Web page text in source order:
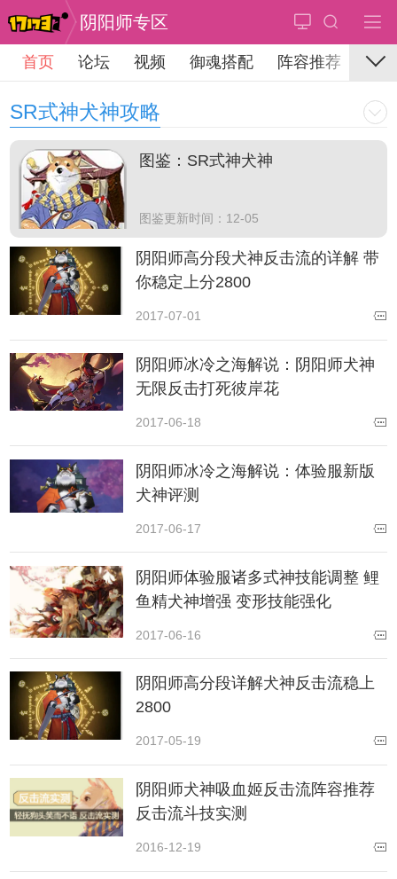
阴阳师专区
首页 论坛 视频 御魂搭配 阵容推荐
SR式神犬神攻略
图鉴：SR式神犬神
图鉴更新时间：12-05
阴阳师高分段犬神反击流的详解 带
你稳定上分2800
2017-07-01
阴阳师冰冷之海解说：阴阳师犬神
无限反击打死彼岸花
2017-06-18
阴阳师冰冷之海解说：体验服新版
犬神评测
2017-06-17
阴阳师体验服诸多式神技能调整 鲤
鱼精犬神增强 变形技能强化
2017-06-16
阴阳师高分段详解犬神反击流稳上
2800
2017-05-19
阴阳师犬神吸血姬反击流阵容推荐
反击流斗技实测
2016-12-19